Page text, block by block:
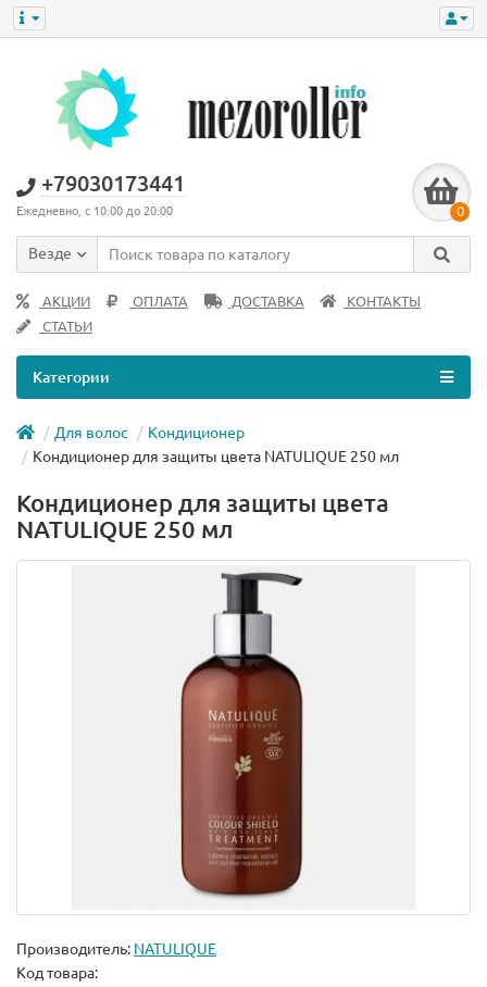
+79030173441
Ежедневно, с 10:00 до 20:00 0
Везде
АКЦИИ ОПЛАТА ДОСТАВКА
КОНТАКТЫ
СТАТЬИ
Категории
Для волос
Кондиционер
Кондиционер для защиты цвета NATULIQUE 250 мл
Кондиционер для защиты цвета
NATULIQUE 250 мл
Производитель: NATULIQUE
Код товара: